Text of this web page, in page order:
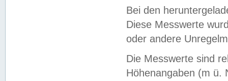
Bei den
Diese Messwerte
oder andere
Die Messwerte sind
Höhenangaben (m ü.